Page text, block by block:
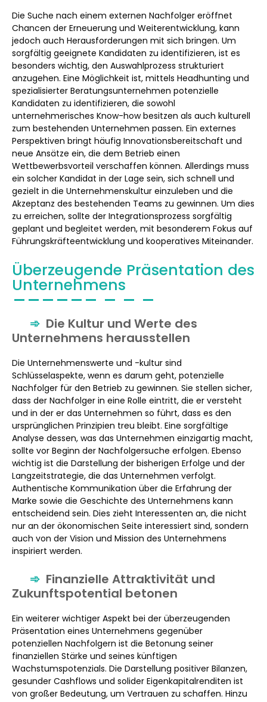
Die Suche nach einem externen Nachfolger eröffnet
Chancen der Erneuerung und Weiterentwicklung, kann
jedoch auch Herausforderungen mit sich bringen. Um
sorgfältig geeignete Kandidaten zu identifizieren, ist es
besonders wichtig, den Auswahlprozess strukturiert
anzugehen. Eine Möglichkeit ist, mittels Headhunting und
spezialisierter Beratungsunternehmen potenzielle
Kandidaten zu identifizieren, die sowohl
unternehmerisches Know-how besitzen als auch kulturell
zum bestehenden Unternehmen passen. Ein externes
Perspektiven bringt häufig Innovationsbereitschaft und
neue Ansätze ein, die dem Betrieb einen
Wettbewerbsvorteil verschaffen können. Allerdings muss
ein solcher Kandidat in der Lage sein, sich schnell und
gezielt in die Unternehmenskultur einzuleben und die
Akzeptanz des bestehenden Teams zu gewinnen. Um dies
zu erreichen, sollte der Integrationsprozess sorgfältig
geplant und begleitet werden, mit besonderem Fokus auf
Führungskräfteentwicklung und kooperatives Miteinander.
Überzeugende Präsentation des
Unternehmens
Die Kultur und Werte des
Unternehmens herausstellen
Die Unternehmenswerte und -kultur sind
Schlüsselaspekte, wenn es darum geht, potenzielle
Nachfolger für den Betrieb zu gewinnen. Sie stellen sicher,
dass der Nachfolger in eine Rolle eintritt, die er versteht
und in der er das Unternehmen so führt, dass es den
ursprünglichen Prinzipien treu bleibt. Eine sorgfältige
Analyse dessen, was das Unternehmen einzigartig macht,
sollte vor Beginn der Nachfolgersuche erfolgen. Ebenso
wichtig ist die Darstellung der bisherigen Erfolge und der
Langzeitstrategie, die das Unternehmen verfolgt.
Authentische Kommunikation über die Erfahrung der
Marke sowie die Geschichte des Unternehmens kann
entscheidend sein. Dies zieht Interessenten an, die nicht
nur an der ökonomischen Seite interessiert sind, sondern
auch von der Vision und Mission des Unternehmens
inspiriert werden.
Finanzielle Attraktivität und
Zukunftspotential betonen
Ein weiterer wichtiger Aspekt bei der überzeugenden
Präsentation eines Unternehmens gegenüber
potenziellen Nachfolgern ist die Betonung seiner
finanziellen Stärke und seines künftigen
Wachstumspotenzials. Die Darstellung positiver Bilanzen,
gesunder Cashflows und solider Eigenkapitalrenditen ist
von großer Bedeutung, um Vertrauen zu schaffen. Hinzu